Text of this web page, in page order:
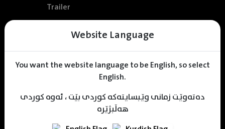
Website Language
You want the website language to be English, so select
English.
دەتەوێت زمانی وێبسایتەکە کوردی بێت ، ئەوە کوردی
هەڵبژێرە
Trailer
Designer